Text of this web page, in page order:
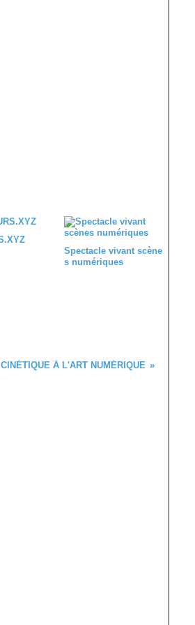
Spectacle vivant scène
s numériques
À L'ART NUMÉRIQUE